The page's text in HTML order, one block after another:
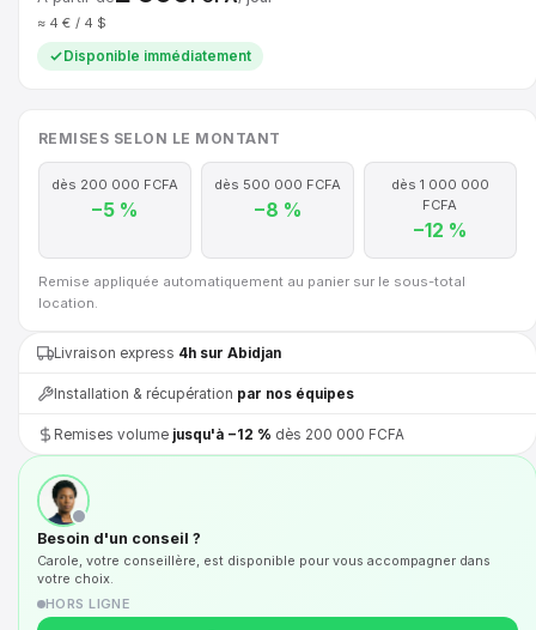
≈ 4 € / 4 $
Disponible immédiatement
REMISES SELON LE MONTANT
dès 200 000 FCFA
−5 %
dès 500 000 FCFA
−8 %
dès 1 000 000
FCFA
−12 %
Remise appliquée automatiquement au panier sur le sous-total
location.
Livraison express 4h sur Abidjan
Installation & récupération par nos équipes
Remises volume jusqu'à −12 % dès 200 000 FCFA
Besoin d'un conseil ?
Carole, votre conseillère, est disponible pour vous accompagner dans
votre choix.
HORS LIGNE